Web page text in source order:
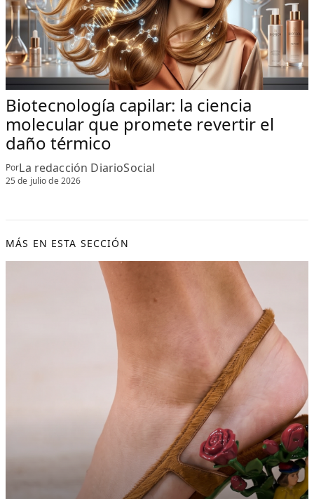
Biotecnología capilar: la ciencia
molecular que promete revertir el
daño térmico
PorLa redacción DiarioSocial
25 de julio de 2026
MÁS EN ESTA SECCIÓN